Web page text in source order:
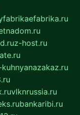
z-host.ru
vlknrussia.ru
bankaribi.ru